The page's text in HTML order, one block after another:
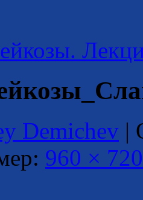
Demichev |
960 × 720